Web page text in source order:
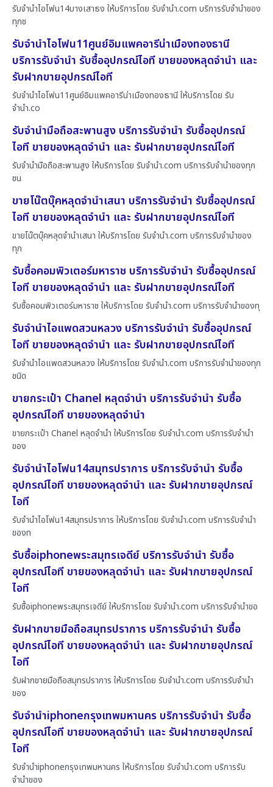
รับจำนำไอโฟน14บางเสาธง ให้บริการโดย รับจํานํา.com บริการรับจำนำของ
ทุกช
รับจำนำไอโฟน11ศูนย์อิมแพคอารีน่าเมืองทองธานี
บริการรับจำนำ รับซื้ออุปกรณ์ไอที ขายของหลุดจำนำ และ
รับฝากขายอุปกรณ์ไอที
รับจำนำไอโฟน11ศูนย์อิมแพคอารีน่าเมืองทองธานี ให้บริการโดย รับ
จํานํา.co
รับจำนำมือถือสะพานสูง บริการรับจำนำ รับซื้ออุปกรณ์
ไอที ขายของหลุดจำนำ และ รับฝากขายอุปกรณ์ไอที
รับจำนำมือถือสะพานสูง ให้บริการโดย รับจํานํา.com บริการรับจำนำของทุก
ชน
ขายโน๊ตบุ๊คหลุดจำนำเสนา บริการรับจำนำ รับซื้ออุปกรณ์
ไอที ขายของหลุดจำนำ และ รับฝากขายอุปกรณ์ไอที
ขายโน๊ตบุ๊คหลุดจำนำเสนา ให้บริการโดย รับจํานํา.com บริการรับจำนำของ
ทุก
รับซื้อคอมพิวเตอร์มหาราช บริการรับจำนำ รับซื้ออุปกรณ์
ไอที ขายของหลุดจำนำ และ รับฝากขายอุปกรณ์ไอที
รับซื้อคอมพิวเตอร์มหาราช ให้บริการโดย รับจํานํา.com บริการรับจำนำของทุ
รับจำนำไอแพดสวนหลวง บริการรับจำนำ รับซื้ออุปกรณ์
ไอที ขายของหลุดจำนำ และ รับฝากขายอุปกรณ์ไอที
รับจำนำไอแพดสวนหลวง ให้บริการโดย รับจํานํา.com บริการรับจำนำของทุก
ชนิด
ขายกระเป๋า Chanel หลุดจำนำ บริการรับจำนำ รับซื้อ
อุปกรณ์ไอที ขายของหลุดจำนำ
ขายกระเป๋า Chanel หลุดจำนำ ให้บริการโดย รับจํานํา.com บริการรับจำนำ
ของ
รับจำนำไอโฟน14สมุทรปราการ บริการรับจำนำ รับซื้อ
อุปกรณ์ไอที ขายของหลุดจำนำ และ รับฝากขายอุปกรณ์
ไอที
รับจำนำไอโฟน14สมุทรปราการ ให้บริการโดย รับจํานํา.com บริการรับจำนำ
ของท
รับซื้อiphoneพระสมุทรเจดีย์ บริการรับจำนำ รับซื้อ
อุปกรณ์ไอที ขายของหลุดจำนำ และ รับฝากขายอุปกรณ์
ไอที
รับซื้อiphoneพระสมุทรเจดีย์ ให้บริการโดย รับจํานํา.com บริการรับจำนำขอ
รับฝากขายมือถือสมุทรปราการ บริการรับจำนำ รับซื้อ
อุปกรณ์ไอที ขายของหลุดจำนำ และ รับฝากขายอุปกรณ์
ไอที
รับฝากขายมือถือสมุทรปราการ ให้บริการโดย รับจํานํา.com บริการรับจำนำ
ของ
รับจำนำiphoneกรุงเทพมหานคร บริการรับจำนำ รับซื้อ
อุปกรณ์ไอที ขายของหลุดจำนำ และ รับฝากขายอุปกรณ์
ไอที
รับจำนำiphoneกรุงเทพมหานคร ให้บริการโดย รับจํานํา.com บริการรับ
จำนำของ